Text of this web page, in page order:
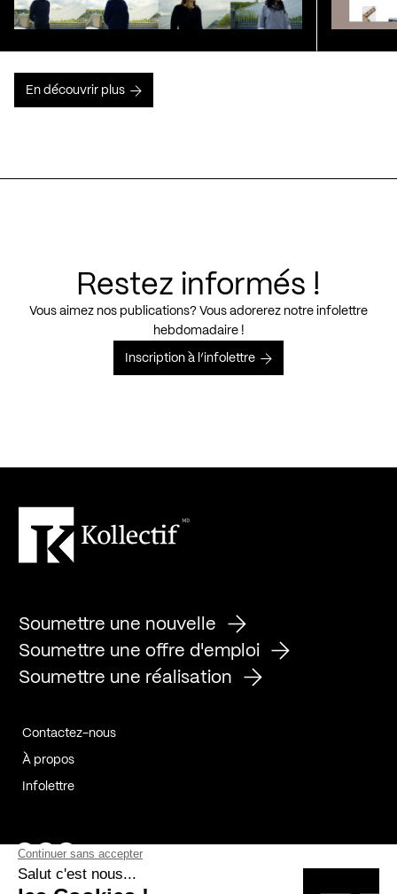
En découvrir plus
Restez informés !
Vous aimez nos publications? Vous adorerez notre infolettre
hebdomadaire !
Inscription à l’infolettre
Soumettre une nouvelle
Soumettre une offre d'emploi
Soumettre une réalisation
Contactez-nous
À propos
Infolettre
Page Facebook de Kollectif
Page Instagram de Kollectif
Page Linkedin de Kollectif